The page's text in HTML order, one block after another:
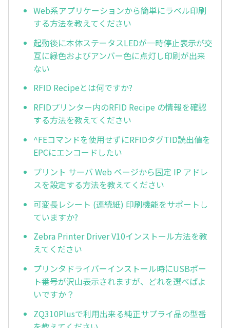
Web系アプリケーションから簡単にラベル印刷
する方法を教えてください
起動後に本体ステータスLEDが一時停止表示が交
互に緑色およびアンバー色に点灯し印刷が出来
ない
RFID Recipeとは何ですか?
RFIDプリンター内のRFID Recipe の情報を確認
する方法を教えてください
^FEコマンドを使用せずにRFIDタグTID読出値を
EPCにエンコードしたい
プリント サーバ Web ページから固定 IP アドレ
スを設定する方法を教えてください
可変長レシート (連続紙) 印刷機能をサポートし
ていますか?
Zebra Printer Driver V10インストール方法を教
えてください
プリンタドライバーインストール時にUSBポー
ト番号が沢山表示されますが、どれを選べばよ
いですか？
ZQ310Plusで利用出来る純正サプライ品の型番